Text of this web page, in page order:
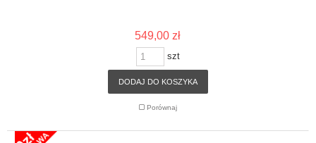
549,00 zł
szt
DODAJ DO KOSZYKA
Porównaj